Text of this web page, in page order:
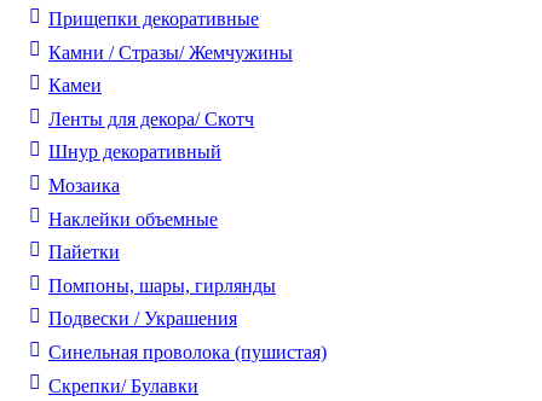
Прищепки декоративные
Камни / Cтразы/ Жемчужины
Камеи
Ленты для декора/ Скотч
Шнур декоративный
Мозаика
Наклейки объемные
Пайетки
Помпоны, шары, гирлянды
Подвески / Украшения
Синельная проволока (пушистая)
Скрепки/ Булавки